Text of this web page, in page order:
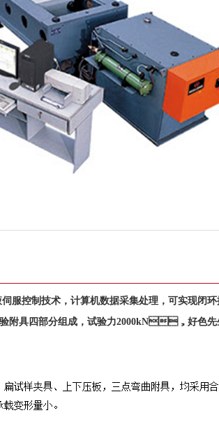
服控制技术，计算机数据采集处理，可实现
试验附具四部分组成，试验力2000kN，好色先